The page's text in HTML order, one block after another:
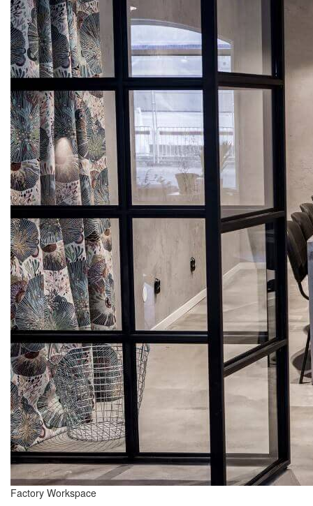
Factory Workspace